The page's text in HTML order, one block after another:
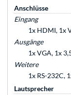
Anschlüsse
Eingang
1x HDMI, 1x
Ausgänge
1x VGA, 1x
Weitere
1x RS-232C,
Lautsprecher